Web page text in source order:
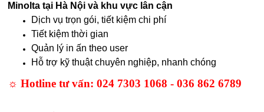
Minolta tại Hà Nội và khu vực lân cận
Dịch vụ trọn gói, tiết kiệm chi phí
Tiết kiệm thời gian
Quản lý in ấn theo user
Hỗ trợ kỹ thuật chuyên nghiệp, nhanh chóng
☼ Hotline tư vấn: 024 7303 1068 - 036 862 6789